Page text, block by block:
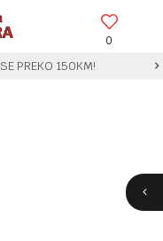
0
PREKO 150KM!